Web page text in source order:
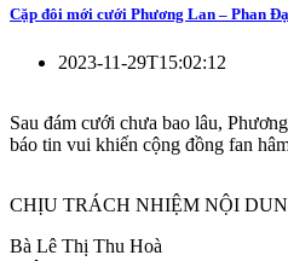
Cặp đôi mới cưới Phương Lan – Phan
2023-11-29T15:02:12
Sau đám cưới chưa bao lâu,
báo tin vui khiến cộng đồng fan
CHỊU TRÁCH NHIỆM NỘI
Bà Lê Thị Thu Hoà